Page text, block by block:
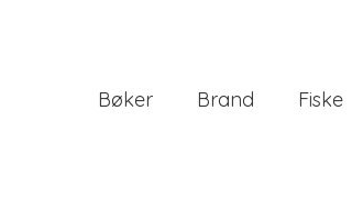
Bøker Brand Fiske